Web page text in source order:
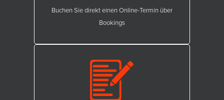
Buchen Sie direkt einen Online-Termin über
Bookings